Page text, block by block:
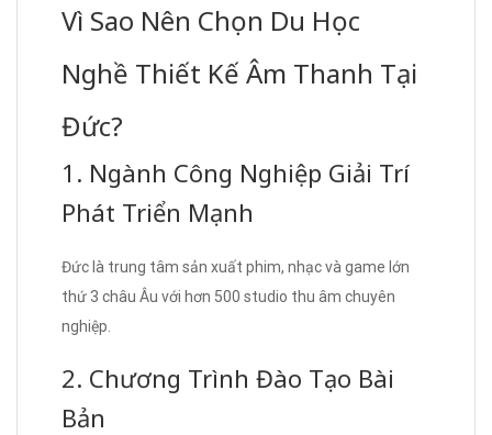
Vì Sao Nên Chọn Du Học
Nghề Thiết Kế Âm Thanh Tại
Đức?
1. Ngành Công Nghiệp Giải Trí
Phát Triển Mạnh
Đức là trung tâm sản xuất phim, nhạc và game lớn
thứ 3 châu Âu với hơn 500 studio thu âm chuyên
nghiệp.
2. Chương Trình Đào Tạo Bài
Bản